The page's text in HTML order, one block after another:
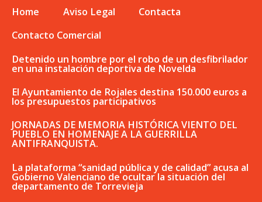
Home Aviso Legal
Contacta
Contacto Comercial
Detenido un hombre por el robo de un desfibrilador
en una instalación deportiva de Novelda
El Ayuntamiento de Rojales destina 150.000 euros a
los presupuestos participativos
JORNADAS DE MEMORIA HISTÓRICA VIENTO DEL
PUEBLO EN HOMENAJE A LA GUERRILLA
ANTIFRANQUISTA.
La plataforma “sanidad pública y de calidad” acusa al
Gobierno Valenciano de ocultar la situación del
departamento de Torrevieja